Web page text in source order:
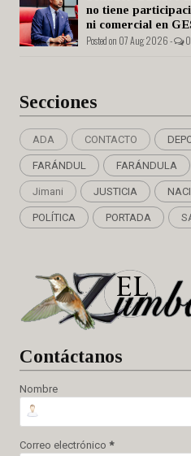
no tiene
ni comercial en
Posted on 07 Aug 2026 - 0
Secciones
ADA CONTACTO
FARÁNDUL FARÁNDULA
Jimani JUSTICIA
POLÍTICA PORTADA
Contáctanos
Nombre
Correo electrónico *